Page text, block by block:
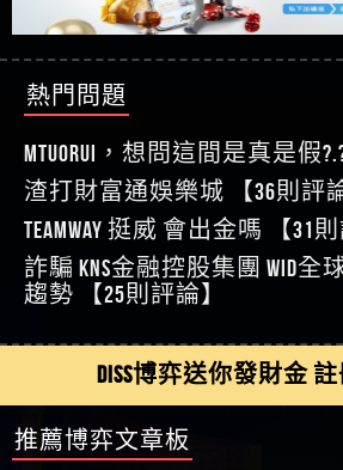
力智投資是詐騙嗎 南部老翁還
回報獲利 請不要在匯款
zg369】天盛商行詐騙 天盛商行
行是真的嗎 天盛商行是詐騙嗎
招教你拿回
【其他問題】 受害者援助賴【
大戶e點靈詐騙痛不欲生 大戶e
點靈是不是詐騙 大戶e點靈是詐
法出金 （大戶e點靈）教你如何
【其他問題】 弘記投資詐騙持
費討回資金賴zg369】弘記投資
是不是詐騙 弘記投資是真的嗎
【其他問題】 被騙追回賴【
詐騙手法欺詐群眾 KnTop是真的
的錢一招拿回
【其他問題】機台運算專案詐
機台運算專案是不是詐騙 機台
被機台運算專案詐騙的錢怎麼
回被騙資金
討回資金賴zg369】Hoyabit是詐騙
騙 Hoyabit是真的嗎 被
本文教你如何拿回被騙資金
【其他問題】KS.M多元化行銷
中【免費討回資金賴zg369】
騙嗎 KS.M多元化行銷是不是詐騙
真的嗎 被KS.M多元化行銷詐騙
你如何拿回被騙資金
【其他問題】免費追回賴「
家 Family & Love如何詐騙 野原家
騙 野原家 Family & Love是真的嗎 野
詐騙嗎 165多次通報野原家 Family
請遠離
【其他問題】元盈橋詐騙持續
討回資金賴zg369】元盈橋是詐
詐騙 元盈橋是真的嗎 被元盈橋
本文教你如何拿回被騙資金
【其他問題】被騙追回賴【zg369
型詐騙手法欺詐群眾 M.L.Edge是真
是詐騙 M.L.Edge是詐騙嗎 【
【其他問題】 Robinhood詐騙持
費討回資金賴zg369】Robinhood是
麼辦 本文教你如何拿回被騙資
【其他問題】FLTO詐騙持續收
真的嗎 被FLTO詐騙的錢怎麼辦
ALYWS詐騙家破人亡 ALYWS是真的
【其他問題】 一招教你揭秘新
當是真的嗎 當當是詐騙嗎 六旬
利回報被騙的家破人亡
回答
【王亞廷】LINE:kK605638
【王亞廷】#免費手遊#錢龍皇
【傑】真的
【蔡如軒】黑網一個呵呵
【Wei】讚
【沈樂慧】又是九州??爛死了
【林伊依】爛死了拉贏錢直接
【陳靜茹】推薦小畢，我也是
【黃家羭】推推
【AVA娛樂城】還會自己做假對
【黃伊珊】不推薦爛公司
【陳順堪】星匯娛樂城出金幾
金
【陳順堪】黑網出金幾次後贏
【玩運彩】
熱門問題
MTUORUi，想問這間是真是假
渣打財富通娛樂城 【36則評
TEAMWAY 挺威 會出金嗎 【31
詐騙 kns金融控股集團 WID全球
趨勢 【25則評論】
推薦博弈文章板
首頁 推薦博弈